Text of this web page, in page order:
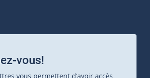
vous!
vous permettent d’avoir accès